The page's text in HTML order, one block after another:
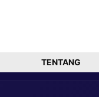
TENTANG